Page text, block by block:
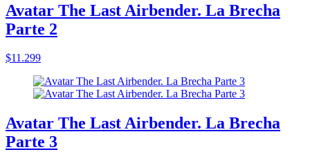
Avatar The Last Airbender. La Brecha
Parte 2
$11.299
Avatar The Last Airbender. La Brecha
Parte 3